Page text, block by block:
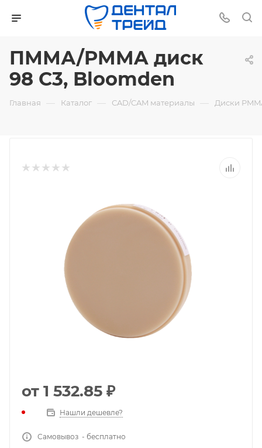
ПММА/PMMA диск
98 C3, Bloomden
Главная — Каталог — СAD/CAM материалы — Диски
от 1 532.85 ₽
Нашли дешевле?
Самовывоз - бесплатно